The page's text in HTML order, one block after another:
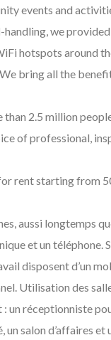
events and
we
hotspots around
bring all the
2.5 million
of professional,
rent starting from
aussi longtemps
et un téléphone.
disposent d’un
Utilisation des
: un réceptionniste
un salon d’affaires et
Com...